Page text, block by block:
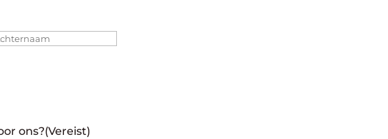
ons?(Vereist)